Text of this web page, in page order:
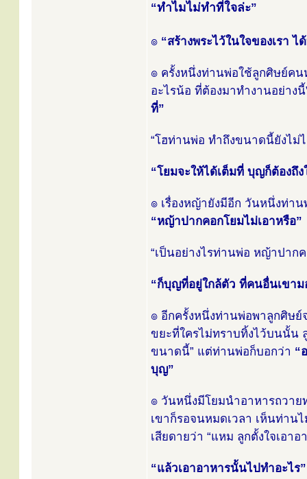
“ทำไมไม่ทำที่ใจล่ะ”
๏ “สร้างพระไว้ในใจของเรา
๏ ครั้งหนึ่งท่านพ่อใช้ลูกศิษย์คน
อะไรน้อ ที่ต้องมาทำงานอย่าง
ที่”
“โฮท่านพ่อ ทำถึงขนาดนี้ยังไม่
“โยมจะให้ได้เต็มที่ บุญก็ต้องถึง
๏ เรื่องหญ้ายังมีอีก วันหนึ่งท่า
“หญ้าปากคอกโยมไม่เอาหรือ”
“เป็นอย่างไรท่านพ่อ หญ้าปากค
“ก็บุญที่อยู่ใกล้ตัว ที่คนอื่นเขา
๏ อีกครั้งหนึ่งท่านพ่อพาลูกศิษย์
ขยะที่ใครไม่ทราบทิ้งไว้บนนั้น
ขนาดนี้” แต่ท่านพ่อก็บอกว่า “
บุญ”
๏ วันหนึ่งมีโยมนำอาหารถวา
เขาก็รอจนหมดเวลา เห็นท่าน
เสียดายว่า “แหม ลูกตั้งใจเอา
“แล้วเอาอาหารนั้นไปทำอะไร”